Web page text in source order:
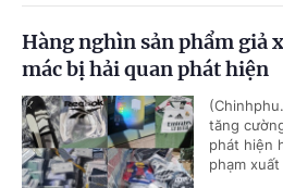
Hàng nghìn sản phẩm giả
mác bị hải quan phát hiện
tăng
phát hiện
phạm